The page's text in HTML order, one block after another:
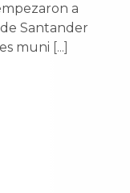
a
Santander
muni [...]